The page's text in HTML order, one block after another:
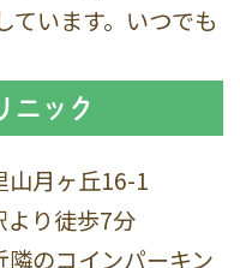
ています。いつでも
ニック
山月ヶ丘16-1
より徒歩7分
隣のコインパーキン